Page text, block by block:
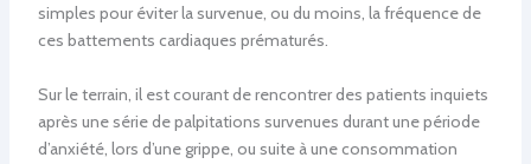
simples pour éviter la survenue, ou du moins, la fréquence de
ces battements cardiaques prématurés.
Sur le terrain, il est courant de rencontrer des patients inquiets
après une série de palpitations survenues durant une période
d’anxiété, lors d’une grippe, ou suite à une consommation